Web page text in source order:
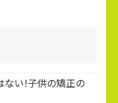
ない!子供の矯正の